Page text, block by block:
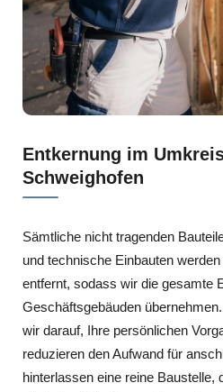
Entkernung im
Schweighofen
Sämtliche nicht tragenden
und technische Einbauten
entfernt, sodass wir die gesamte
Geschäftsgebäuden
wir darauf, Ihre persönlichen
reduzieren den Aufwand für
hinterlassen eine reine Baustelle,